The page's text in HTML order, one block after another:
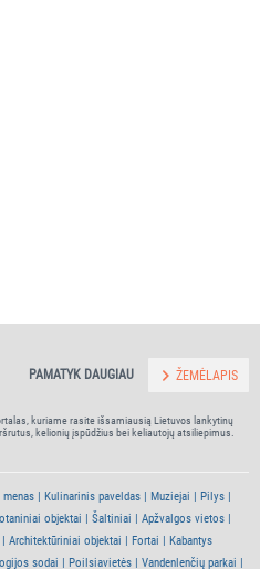
kuriame rasite išsamiausią Lietuvos lankytinų
kelionių įspūdžius bei keliautojų atsiliepimus.
PAMATYK DAUGIAU ŽEMĖLAPIS
menas Kulinarinis paveldas Muziejai
Pilys
objektai Šaltiniai
Apžvalgos vietos
Architektūriniai objektai Fortai
Kabantys
sodai Poilsiavietės Vandenlenčių parkai